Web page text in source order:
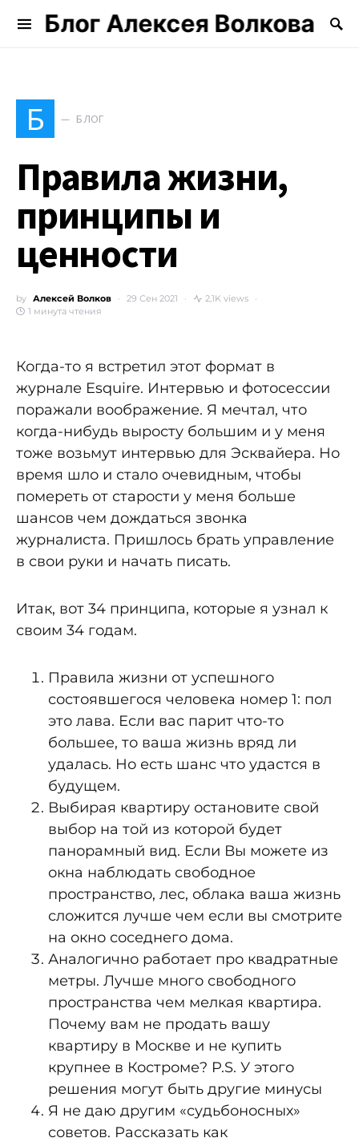
Блог Алексея Волкова
Search for:
Б БЛОГ
Правила жизни,
принципы и
ценности
by Алексей Волков 29 Сен 2021
2,1K views
1 минута чтения
Когда-то я встретил этот формат в
журнале Esquire. Интервью и фотосессии
поражали воображение. Я мечтал, что
когда-нибудь выросту большим и у меня
тоже возьмут интервью для Эсквайера. Но
время шло и стало очевидным, чтобы
помереть от старости у меня больше
шансов чем дождаться звонка
журналиста. Пришлось брать управление
в свои руки и начать писать.
Итак, вот 34 принципа, которые я узнал к
своим 34 годам.
Правила жизни от успешного
состоявшегося человека номер 1: пол
это лава. Если вас парит что-то
большее, то ваша жизнь вряд ли
удалась. Но есть шанс что удастся в
будущем.
Выбирая квартиру остановите свой
выбор на той из которой будет
панорамный вид. Если Вы можете из
окна наблюдать свободное
пространство, лес, облака ваша жизнь
сложится лучше чем если вы смотрите
на окно соседнего дома.
Аналогично работает про квадратные
метры. Лучше много свободного
пространства чем мелкая квартира.
Почему вам не продать вашу
квартиру в Москве и не купить
крупнее в Костроме? P.S. У этого
решения могут быть другие минусы
Я не даю другим «судьбоносных»
советов. Рассказать как